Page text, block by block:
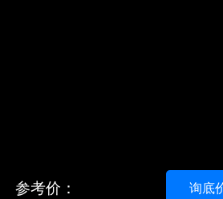
参考价： 询底